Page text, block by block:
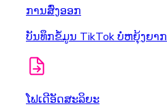
ການສົ່ງອອກ
ບັນທຶກຂໍ້ມູນ TikTok ບໍ່ຫຍຸ້ງຍາກ
ໂຟເດີອັດສະລິຍະ